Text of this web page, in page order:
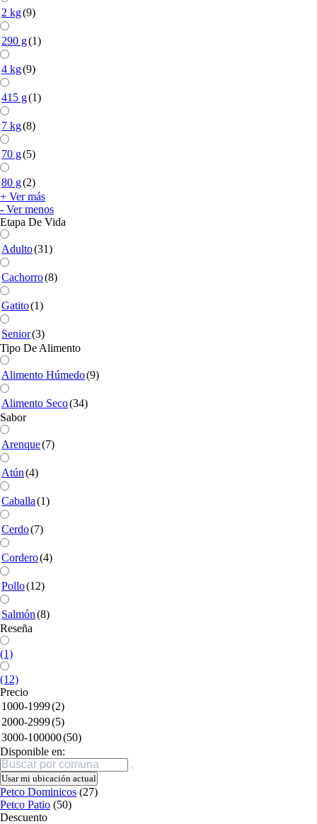
2 kg(9)
290 g(1)
4 kg(9)
415 g(1)
7 kg(8)
70 g(5)
80 g(2)
+ Ver más
- Ver menos
Etapa De Vida
Adulto(31)
Cachorro(8)
Gatito(1)
Senior(3)
Tipo De Alimento
Alimento Húmedo(9)
Alimento Seco(34)
Sabor
Arenque(7)
Atún(4)
Caballa(1)
Cerdo(7)
Cordero(4)
Pollo(12)
Salmón(8)
Reseña
(1)
(12)
Precio
1000-1999(2)
2000-2999(5)
3000-100000(50)
Disponible en:
Buscar
Usar mi ubicación actual
Petco Dominicos (27)
Petco Patio (50)
Descuento